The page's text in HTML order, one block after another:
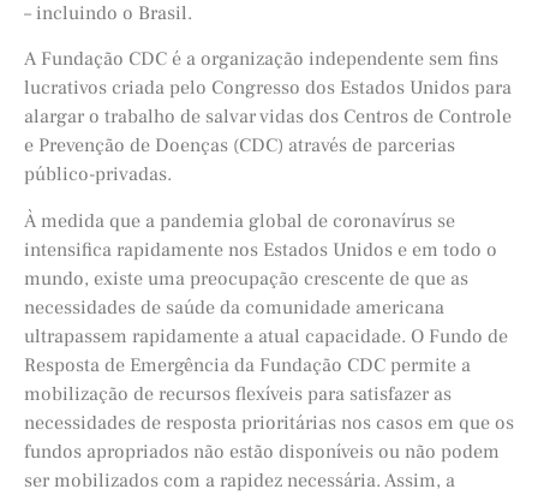
– incluindo o Brasil.
A Fundação CDC é a organização independente sem fins
lucrativos criada pelo Congresso dos Estados Unidos para
alargar o trabalho de salvar vidas dos Centros de Controle
e Prevenção de Doenças (CDC) através de parcerias
público-privadas.
À medida que a pandemia global de coronavírus se
intensifica rapidamente nos Estados Unidos e em todo o
mundo, existe uma preocupação crescente de que as
necessidades de saúde da comunidade americana
ultrapassem rapidamente a atual capacidade. O Fundo de
Resposta de Emergência da Fundação CDC permite a
mobilização de recursos flexíveis para satisfazer as
necessidades de resposta prioritárias nos casos em que os
fundos apropriados não estão disponíveis ou não podem
ser mobilizados com a rapidez necessária. Assim, a